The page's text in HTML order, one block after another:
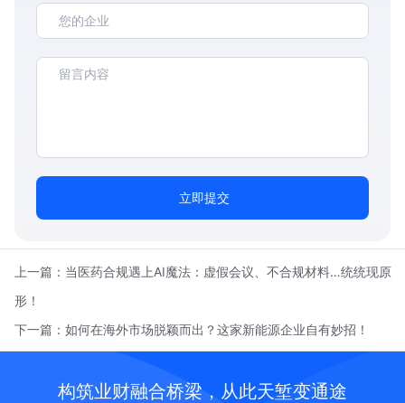
立即提交
上一篇： 当医药合规遇上AI魔法：虚假会议、不合规材料…统统现原
形！
下一篇： 如何在海外市场脱颖而出？这家新能源企业自有妙招！
构筑业财融合桥梁，从此天堑变通途